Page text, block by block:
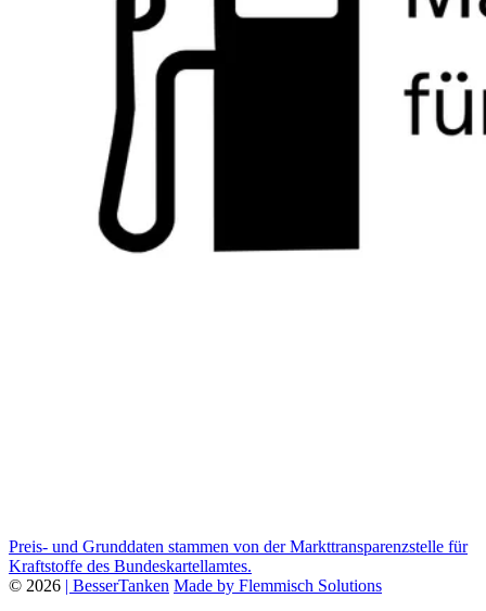
Preis- und Grunddaten stammen von der Markttransparenzstelle für
Kraftstoffe des Bundeskartellamtes.
© 2026 | BesserTanken Made by Flemmisch Solutions